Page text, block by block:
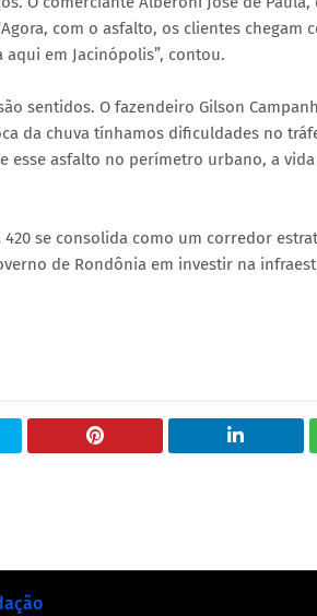
com o asfalto, os clientes
em Jacinópolis”, contou.
sentidos. O fazendeiro Gilson
da chuva tínhamos dificuldades no
esse asfalto no perímetro urbano, a
se consolida como um corredor
de Rondônia em investir na